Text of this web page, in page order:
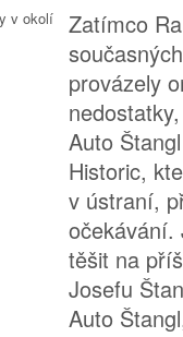
Zatímco
provázely
Auto
Historic,
v ústraní,
očekávání.
těšit na
Josefu
Auto